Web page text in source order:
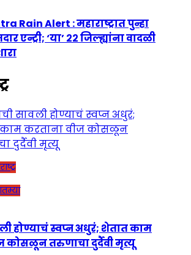
Rain Alert : महाराष्ट्रात पुन्हा
एन्ट्री; ‘या’ २२ जिल्ह्यांना वादळी
होण्याचं स्वप्न अधुरं; शेतात काम
कोसळून तरुणाचा दुर्दैवी मृत्यू